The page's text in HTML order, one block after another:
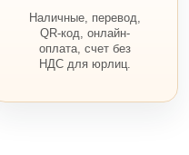
Наличные, перевод,
QR-код, онлайн-
оплата, счет без
НДС для юрлиц.